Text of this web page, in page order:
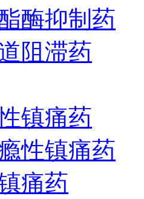
酶抑制药
阻滞药
镇痛药
性镇痛药
痛药